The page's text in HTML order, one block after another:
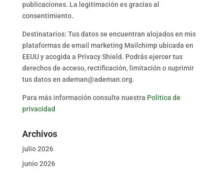
publicaciones. La legitimación es gracias al
consentimiento.
Destinatarios: Tus datos se encuentran alojados en mis
plataformas de email marketing Mailchimp ubicada en
EEUU y acogida a Privacy Shield. Podrás ejercer tus
derechos de acceso, rectificación, limitación o suprimir
tus datos en ademan@ademan.org.
Para más información consulte nuestra Politica de
privacidad
Archivos
julio 2026
junio 2026